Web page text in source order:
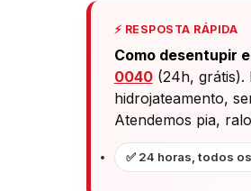
⚡ RESPOSTA RÁPIDA
Como desentupir
0040(24h, grátis).
hidrojateamento,
Atendemos pia,
✅ 24 horas, todos